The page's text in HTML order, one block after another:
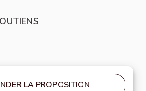
LA PROPOSITION